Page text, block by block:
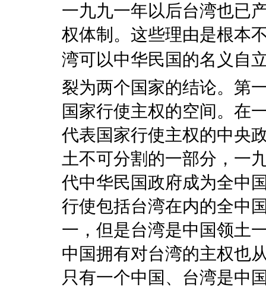
一九九一年以后台湾也已
权体制。这些理由是根本
湾可以中华民国的名义
裂为两个国家的结论。第
国家行使主权的空间。在
代表国家行使主权的中央
土不可分割的一部分，一
代中华民国政府成为全中
行使包括台湾在内的全中
一，但是台湾是中国领土
中国拥有对台湾的主权也
只有一个中国、台湾是中